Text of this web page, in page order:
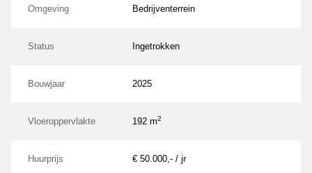
Omgeving Bedrijventerrein
Status Ingetrokken
Bouwjaar 2025
Vloeroppervlakte 192 m2
Huurprijs € 50.000,- / jr